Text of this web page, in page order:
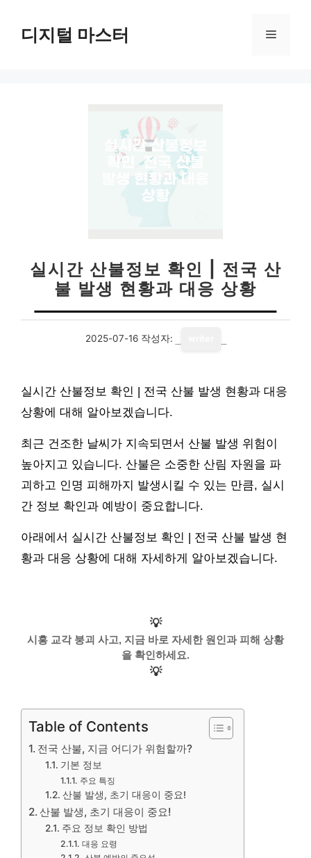
디지털 마스터 메
실시간 산불정보 확인 | 전국 산
불 발생 현황과 대응 상황
2025-07-16 작성자:
실시간 산불정보 확인 | 전국 산불 발생 현황과 대응
상황에 대해 알아보겠습니다.
최근 건조한 날씨가 지속되면서 산불 발생 위험이
높아지고 있습니다. 산불은 소중한 산림 자원을 파
괴하고 인명 피해까지 발생시킬 수 있는 만큼, 실시
간 정보 확인과 예방이 중요합니다.
아래에서 실시간 산불정보 확인 | 전국 산불 발생 현
황과 대응 상황에 대해 자세하게 알아보겠습니다.
💡
시흥 교각 붕괴 사고, 지금 바로 자세한 원인과 피해 상황
을 확인하세요.
💡
Table of Contents
전국 산불, 지금 어디가 위험할까?
기본 정보
주요 특징
산불 발생, 초기 대응이 중요!
산불 발생, 초기 대응이 중요!
주요 정보 확인 방법
대응 요령